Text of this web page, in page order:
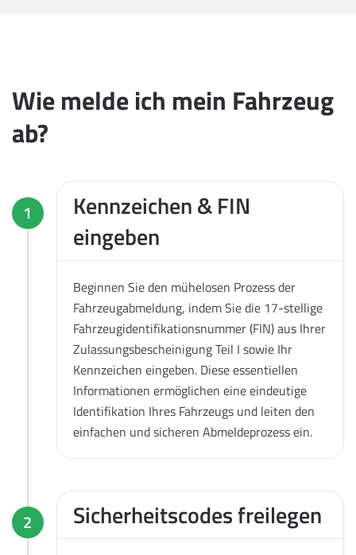
Wie melde ich mein Fahrzeug
ab?
1
Kennzeichen & FIN
eingeben
Beginnen Sie den mühelosen Prozess der
Fahrzeugabmeldung, indem Sie die 17-stellige
Fahrzeugidentifikationsnummer (FIN) aus Ihrer
Zulassungsbescheinigung Teil I sowie Ihr
Kennzeichen eingeben. Diese essentiellen
Informationen ermöglichen eine eindeutige
Identifikation Ihres Fahrzeugs und leiten den
einfachen und sicheren Abmeldeprozess ein.
2 Sicherheitscodes freilegen